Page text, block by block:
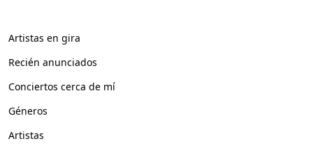
Artistas en gira
Recién anunciados
Conciertos cerca de mí
Géneros
Artistas